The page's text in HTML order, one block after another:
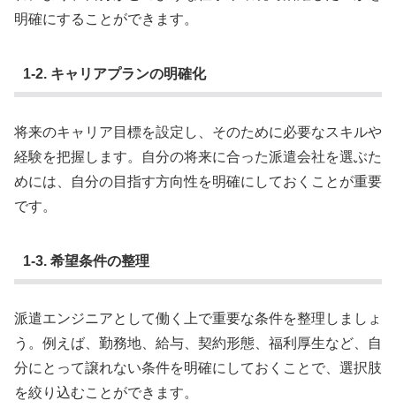
明確にすることができます。
1-2. キャリアプランの明確化
将来のキャリア目標を設定し、そのために必要なスキルや
経験を把握します。自分の将来に合った派遣会社を選ぶた
めには、自分の目指す方向性を明確にしておくことが重要
です。
1-3. 希望条件の整理
派遣エンジニアとして働く上で重要な条件を整理しましょ
う。例えば、勤務地、給与、契約形態、福利厚生など、自
分にとって譲れない条件を明確にしておくことで、選択肢
を絞り込むことができます。